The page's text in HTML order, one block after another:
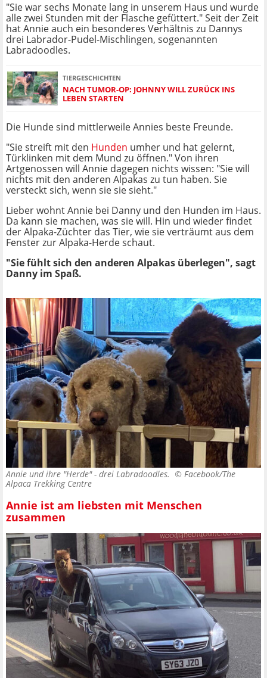
"Sie war sechs Monate lang in unserem Haus und wurde
alle zwei Stunden mit der Flasche gefüttert." Seit der Zeit
hat Annie auch ein besonderes Verhältnis zu Dannys
drei Labrador-Pudel-Mischlingen, sogenannten
Labradoodles.
TIERGESCHICHTEN
NACH TUMOR-OP: JOHNNY WILL ZURÜCK INS
LEBEN STARTEN
Die Hunde sind mittlerweile Annies beste Freunde.
"Sie streift mit den Hunden umher und hat gelernt,
Türklinken mit dem Mund zu öffnen." Von ihren
Artgenossen will Annie dagegen nichts wissen: "Sie will
nichts mit den anderen Alpakas zu tun haben. Sie
versteckt sich, wenn sie sie sieht."
Lieber wohnt Annie bei Danny und den Hunden im Haus.
Da kann sie machen, was sie will. Hin und wieder findet
der Alpaka-Züchter das Tier, wie sie verträumt aus dem
Fenster zur Alpaka-Herde schaut.
"Sie fühlt sich den anderen Alpakas überlegen", sagt
Danny im Spaß.
Annie und ihre "Herde" - drei Labradoodles. © Facebook/The
Alpaca Trekking Centre
Annie ist am liebsten mit Menschen
zusammen